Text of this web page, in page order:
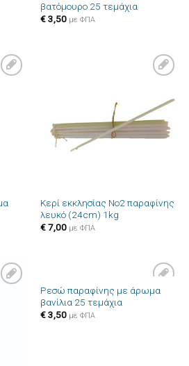
βατόμουρο 25 τεμάχια
€3,50 με ΦΠΑ
επιθυμιών
Κερί εκκλησίας Νο2 παραφίνης
λευκό (24cm) 1kg
€7,00 με ΦΠΑ
Πρόσθήκη
Ρεσώ παραφίνης με άρωμα
βανίλια 25 τεμάχια
€3,50 με ΦΠΑ